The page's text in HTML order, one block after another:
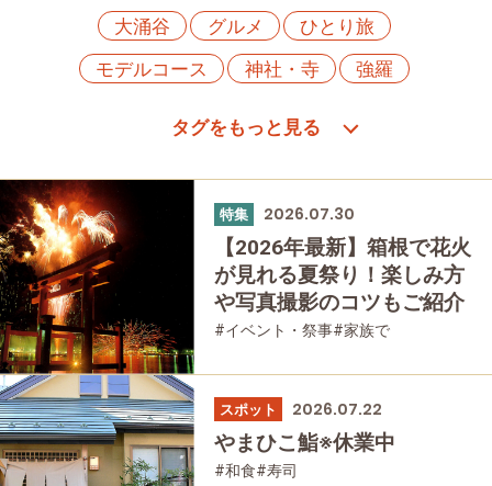
大涌谷
グルメ
ひとり旅
モデルコース
神社・寺
強羅
和食
仙石原
母と娘で
箱根湯本
女性におすすめの宿
友人グループで
寿司
桜 乗り物 富士山
桃源台
ススキ
焼肉・鉄板焼
あじさい 宿泊
カレー
公園・自然 洋食 宮ノ下
特集 2026.07.30
【2026年最新】箱根で花火
が見れる夏祭り！楽しみ方
や写真撮影のコツもご紹介
#イベント・祭事#家族で
スポット 2026.07.22
やまひこ鮨※休業中
#和食#寿司